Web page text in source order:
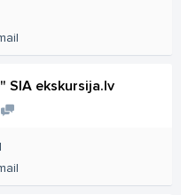
SIA ekskursija.lv